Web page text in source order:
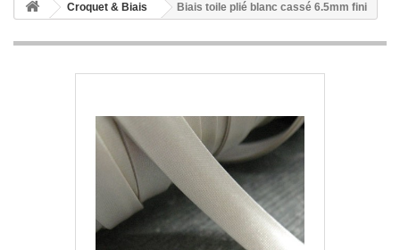
Croquet & Biais Biais toile plié blanc cassé 6.5mm fini